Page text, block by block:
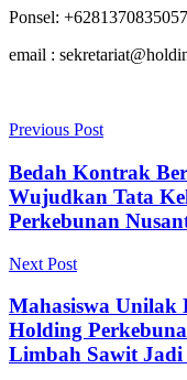
Ponsel: +6281370835057
email :
Previous Post
Bedah Kontrak
Wujudkan Tata
Perkebunan
Next Post
Mahasiswa
Holding
Limbah Sawit Jadi